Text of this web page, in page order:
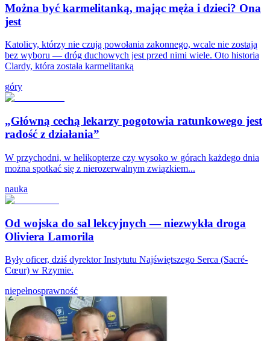
Można być karmelitanką, mając męża i dzieci? Ona
jest
Katolicy, którzy nie czują powołania zakonnego, wcale nie zostają
bez wyboru — dróg duchowych jest przed nimi wiele. Oto historia
Clardy, która została karmelitanką
góry
„Główną cechą lekarzy pogotowia ratunkowego jest
radość z działania”
W przychodni, w helikopterze czy wysoko w górach każdego dnia
można spotkać się z nierozerwalnym związkiem...
nauka
Od wojska do sal lekcyjnych — niezwykła droga
Oliviera Lamorila
Były oficer, dziś dyrektor Instytutu Najświętszego Serca (Sacré-
Cœur) w Rzymie.
niepełnosprawność